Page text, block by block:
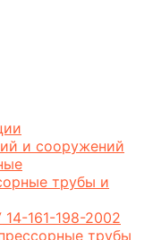
и сооружений
трубы и
161-198-2002
трубы